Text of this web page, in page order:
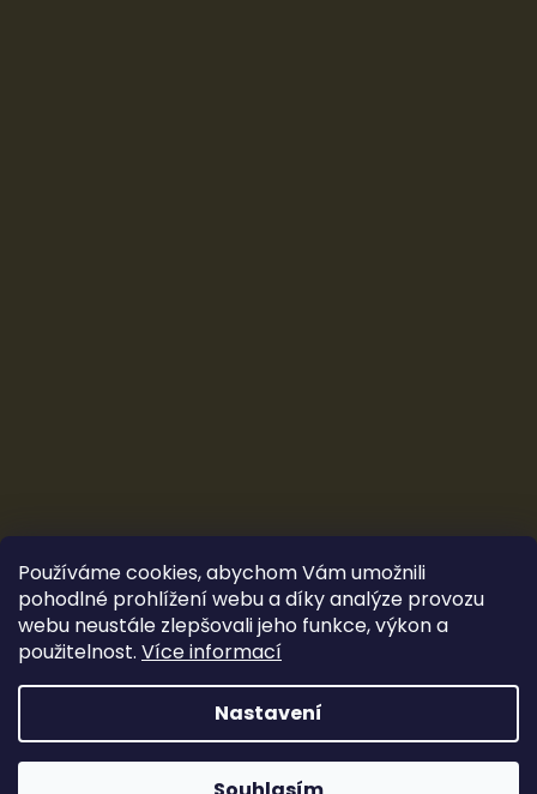
Používáme cookies, abychom Vám umožnili
pohodlné prohlížení webu a díky analýze provozu
webu neustále zlepšovali jeho funkce, výkon a
použitelnost. Více informací
Nastavení
Vytvořil Shoptet&Ludec
Copyright 2026CarTune Stereo s.r.o.. Všechna práva
vyhrazena.